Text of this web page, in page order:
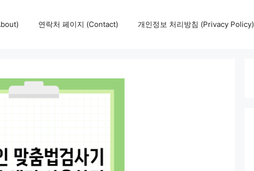
연락처 페이지 (Contact) 개인정보 처리방침 (Privacy Policy)